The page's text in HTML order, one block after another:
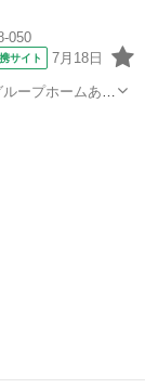
050
サイト 7月18日
ープホームあや